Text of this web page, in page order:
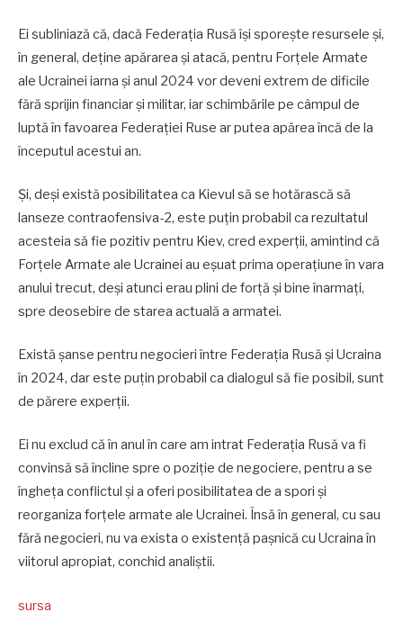
Ei subliniază că, dacă Federația Rusă își sporește resursele și,
în general, deține apărarea și atacă, pentru Forțele Armate
ale Ucrainei iarna și anul 2024 vor deveni extrem de dificile
fără sprijin financiar și militar, iar schimbările pe câmpul de
luptă în favoarea Federației Ruse ar putea apărea încă de la
începutul acestui an.
Și, deși există posibilitatea ca Kievul să se hotărască să
lanseze contraofensiva-2, este puțin probabil ca rezultatul
acesteia să fie pozitiv pentru Kiev, cred experții, amintind că
Forțele Armate ale Ucrainei au eșuat prima operațiune în vara
anului trecut, deși atunci erau plini de forță și bine înarmați,
spre deosebire de starea actuală a armatei.
Există șanse pentru negocieri între Federația Rusă și Ucraina
în 2024, dar este puțin probabil ca dialogul să fie posibil, sunt
de părere experții.
Ei nu exclud că în anul în care am intrat Federația Rusă va fi
convinsă să încline spre o poziție de negociere, pentru a se
îngheța conflictul și a oferi posibilitatea de a spori și
reorganiza forțele armate ale Ucrainei. Însă în general, cu sau
fără negocieri, nu va exista o existență pașnică cu Ucraina în
viitorul apropiat, conchid analiștii.
sursa